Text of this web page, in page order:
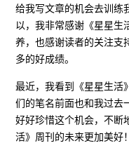
给我写文章的机会去训练
以，我非常感谢《星星生
养，也感谢读者的关注支
多的好成绩。
最近，我看到《星星生活
们的笔名前面也和我过去
好好珍惜这个机会，不断
活》周刊的未来更加美好！